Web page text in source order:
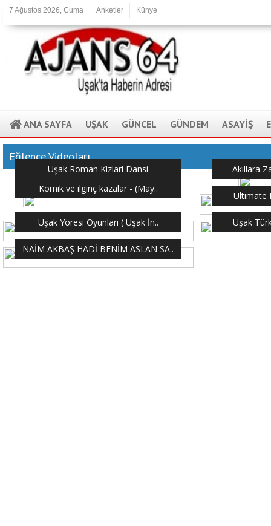
7 Ağustos 2026, Cuma Anketler Künye
ANA SAYFA UŞAK GÜNCEL GÜNDEM ASAYİŞ
Eğlence Videoları
Uşak Roman Kizlari Dansi
Akıllara
Komik ve ilginç kazalar - (May..
Ultimate
Uşak Yöresi Oyunları ( Uşak İn.. Uşak
NAİM AKBAŞ HADİ BENİM ASLAN SA..